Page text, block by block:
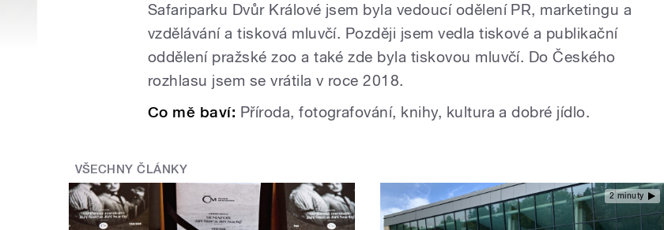
Safariparku Dvůr Králové jsem byla vedoucí odělení PR, marketingu a
vzdělávání a tisková mluvčí. Později jsem vedla tiskové a publikační
oddělení pražské zoo a také zde byla tiskovou mluvčí. Do Českého
rozhlasu jsem se vrátila v roce 2018.
Co mě baví: Příroda, fotografování, knihy, kultura a dobré jídlo.
VŠECHNY ČLÁNKY
2 minuty